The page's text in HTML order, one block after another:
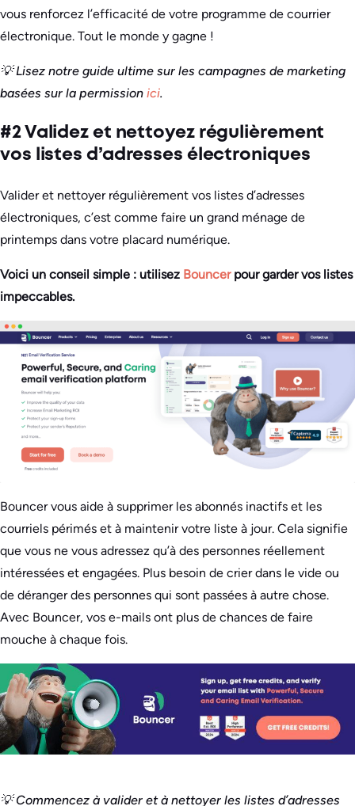
vous renforcez l’efficacité de votre programme de courrier
électronique. Tout le monde y gagne !
💡 Lisez notre guide ultime sur les campagnes de marketing
basées sur la permission ici.
#2 Validez et nettoyez régulièrement
vos listes d’adresses électroniques
Valider et nettoyer régulièrement vos listes d’adresses
électroniques, c’est comme faire un grand ménage de
printemps dans votre placard numérique.
Voici un conseil simple : utilisez Bouncerpour garder vos listes
impeccables.
Bouncer vous aide à supprimer les abonnés inactifs et les
courriels périmés et à maintenir votre liste à jour. Cela signifie
que vous ne vous adressez qu’à des personnes réellement
intéressées et engagées. Plus besoin de crier dans le vide ou
de déranger des personnes qui sont passées à autre chose.
Avec Bouncer, vos e-mails ont plus de chances de faire
mouche à chaque fois.
💡 Commencez à valider et à nettoyer les listes d’adresses